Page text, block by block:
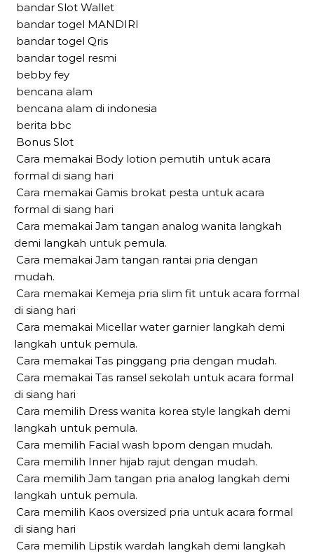
bandar Slot Wallet
bandar togel MANDIRI
bandar togel Qris
bandar togel resmi
bebby fey
bencana alam
bencana alam di indonesia
berita bbc
Bonus Slot
Cara memakai Body lotion pemutih untuk acara
formal di siang hari
Cara memakai Gamis brokat pesta untuk acara
formal di siang hari
Cara memakai Jam tangan analog wanita langkah
demi langkah untuk pemula.
Cara memakai Jam tangan rantai pria dengan
mudah.
Cara memakai Kemeja pria slim fit untuk acara formal
di siang hari
Cara memakai Micellar water garnier langkah demi
langkah untuk pemula.
Cara memakai Tas pinggang pria dengan mudah.
Cara memakai Tas ransel sekolah untuk acara formal
di siang hari
Cara memilih Dress wanita korea style langkah demi
langkah untuk pemula.
Cara memilih Facial wash bpom dengan mudah.
Cara memilih Inner hijab rajut dengan mudah.
Cara memilih Jam tangan pria analog langkah demi
langkah untuk pemula.
Cara memilih Kaos oversized pria untuk acara formal
di siang hari
Cara memilih Lipstik wardah langkah demi langkah